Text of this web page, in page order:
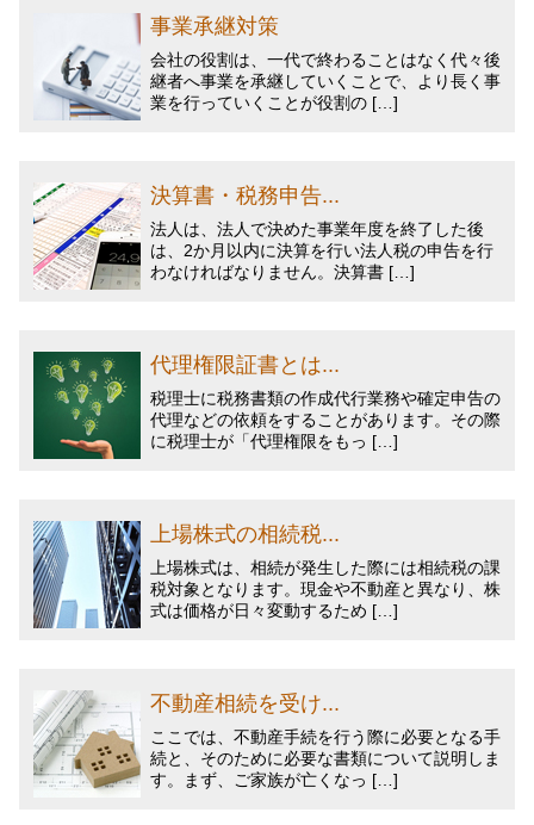
事業承継対策
会社の役割は、一代で終わることはなく代々後
継者へ事業を承継していくことで、より長く事
業を行っていくことが役割の […]
決算書・税務申告...
法人は、法人で決めた事業年度を終了した後
は、2か月以内に決算を行い法人税の申告を行
わなければなりません。決算書 […]
代理権限証書とは...
税理士に税務書類の作成代行業務や確定申告の
代理などの依頼をすることがあります。その際
に税理士が「代理権限をもっ […]
上場株式の相続税...
上場株式は、相続が発生した際には相続税の課
税対象となります。現金や不動産と異なり、株
式は価格が日々変動するため […]
不動産相続を受け...
ここでは、不動産手続を行う際に必要となる手
続と、そのために必要な書類について説明しま
す。まず、ご家族が亡くなっ […]